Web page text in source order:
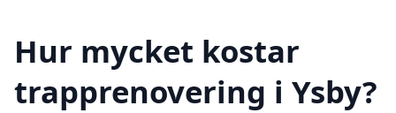
Hur mycket kostar
trapprenovering i Ysby?